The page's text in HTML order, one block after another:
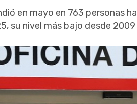
en mayo en 763 personas
su nivel más bajo desde 2009